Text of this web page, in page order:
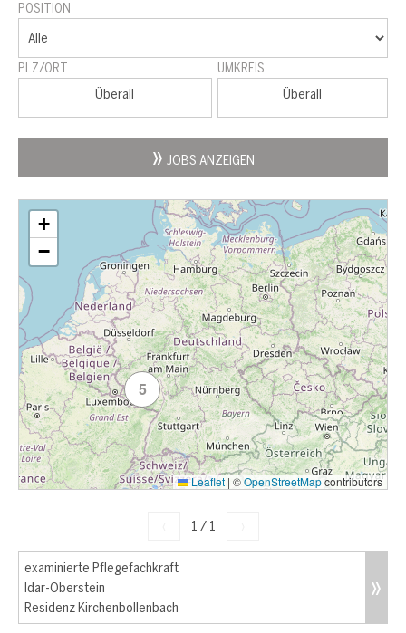
POSITION
PLZ/ORT
Überall
UMKREIS
Überall
JOBS ANZEIGEN
5
+
−
Leaflet | ©OpenStreetMapcontributors
1 / 1
examinierte Pflegefachkraft
Idar-Oberstein
Residenz Kirchenbollenbach